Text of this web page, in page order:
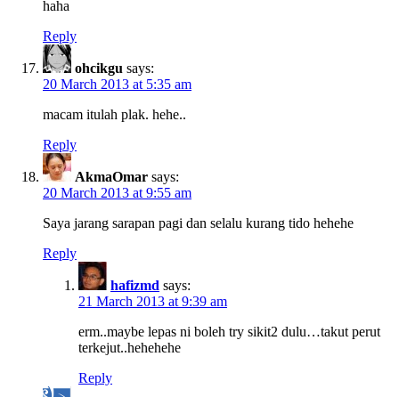
haha
Reply
ohcikgu says:
20 March 2013 at 5:35 am
macam itulah plak. hehe..
Reply
AkmaOmar says:
20 March 2013 at 9:55 am
Saya jarang sarapan pagi dan selalu kurang tido hehehe
Reply
hafizmd says:
21 March 2013 at 9:39 am
erm..maybe lepas ni boleh try sikit2 dulu…takut perut
terkejut..hehehehe
Reply